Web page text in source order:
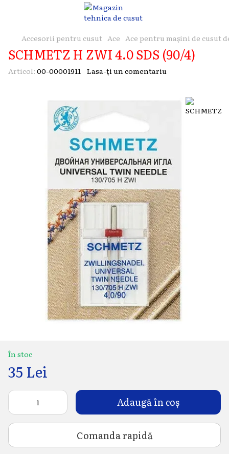
Accesorii pentru cusut Ace Ace pentru mașini de cusut
SCHMETZ H ZWI 4.0 SDS (90/4)
Articol: 00-00001911 Lasa-ți un comentariu
În stoc
35 Lei
Adaugă în coș
Comanda rapidă